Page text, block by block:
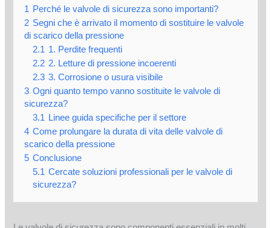
1 Perché le valvole di sicurezza sono importanti?
2 Segni che è arrivato il momento di sostituire le valvole
di scarico della pressione
2.1 1. Perdite frequenti
2.2 2. Letture di pressione incoerenti
2.3 3. Corrosione o usura visibile
3 Ogni quanto tempo vanno sostituite le valvole di
sicurezza?
3.1 Linee guida specifiche per il settore
4 Come prolungare la durata di vita delle valvole di
scarico della pressione
5 Conclusione
5.1 Cercate soluzioni professionali per le valvole di
sicurezza?